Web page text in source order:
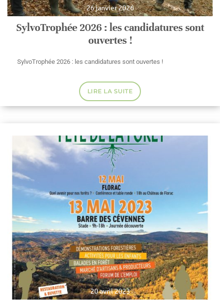
26 janvier 2026
SylvoTrophée 2026 : les candidatures sont
ouvertes !
SylvoTrophée 2026 : les candidatures sont ouvertes !
LIRE LA SUITE
20 avril 2023